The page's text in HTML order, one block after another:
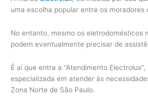
uma escolha popular entre os moradores
No entanto, mesmo os eletrodomésticos
podem eventualmente precisar de
É aí que entra a “Atendimento
especializada em atender às
Zona Norte de São Paulo.